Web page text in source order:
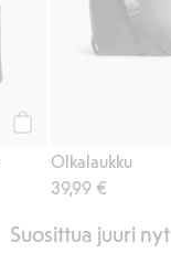
Olkalaukku
39,99 €
Suosittua juuri nyt